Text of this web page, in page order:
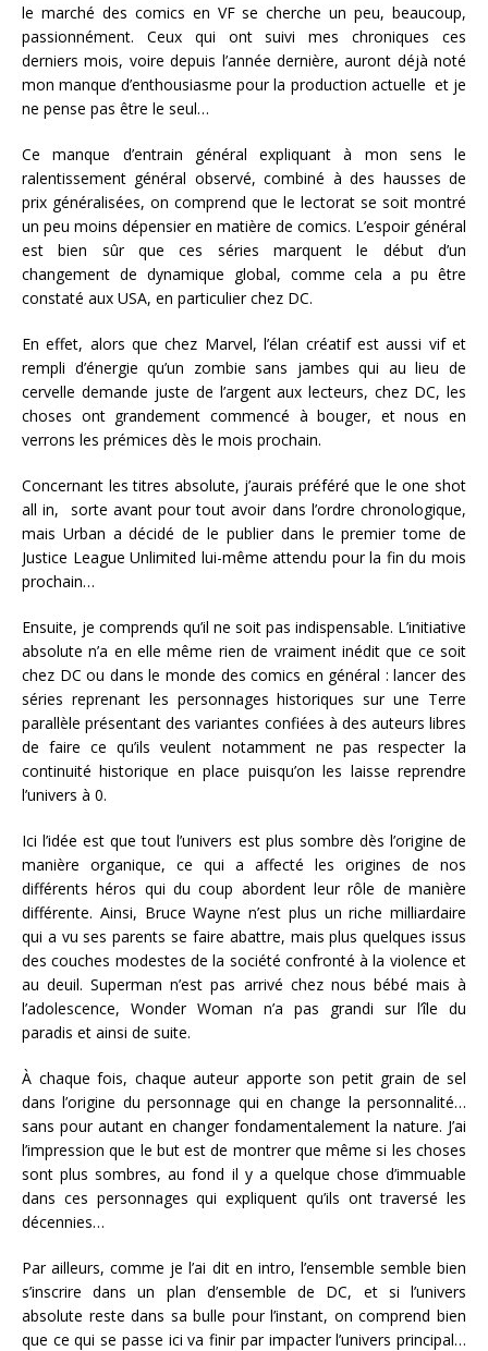
le marché des comics en VF se cherche un peu, beaucoup,
passionnément. Ceux qui ont suivi mes chroniques ces
derniers mois, voire depuis l’année dernière, auront déjà noté
mon manque d’enthousiasme pour la production actuelle et je
ne pense pas être le seul…
Ce manque d’entrain général expliquant à mon sens le
ralentissement général observé, combiné à des hausses de
prix généralisées, on comprend que le lectorat se soit montré
un peu moins dépensier en matière de comics. L’espoir général
est bien sûr que ces séries marquent le début d’un
changement de dynamique global, comme cela a pu être
constaté aux USA, en particulier chez DC.
En effet, alors que chez Marvel, l’élan créatif est aussi vif et
rempli d’énergie qu’un zombie sans jambes qui au lieu de
cervelle demande juste de l’argent aux lecteurs, chez DC, les
choses ont grandement commencé à bouger, et nous en
verrons les prémices dès le mois prochain.
Concernant les titres absolute, j’aurais préféré que le one shot
all in, sorte avant pour tout avoir dans l’ordre chronologique,
mais Urban a décidé de le publier dans le premier tome de
Justice League Unlimited lui-même attendu pour la fin du mois
prochain…
Ensuite, je comprends qu’il ne soit pas indispensable. L’initiative
absolute n’a en elle même rien de vraiment inédit que ce soit
chez DC ou dans le monde des comics en général : lancer des
séries reprenant les personnages historiques sur une Terre
parallèle présentant des variantes confiées à des auteurs libres
de faire ce qu’ils veulent notamment ne pas respecter la
continuité historique en place puisqu’on les laisse reprendre
l’univers à 0.
Ici l’idée est que tout l’univers est plus sombre dès l’origine de
manière organique, ce qui a affecté les origines de nos
différents héros qui du coup abordent leur rôle de manière
différente. Ainsi, Bruce Wayne n’est plus un riche milliardaire
qui a vu ses parents se faire abattre, mais plus quelques issus
des couches modestes de la société confronté à la violence et
au deuil. Superman n’est pas arrivé chez nous bébé mais à
l’adolescence, Wonder Woman n’a pas grandi sur l’île du
paradis et ainsi de suite.
À chaque fois, chaque auteur apporte son petit grain de sel
dans l’origine du personnage qui en change la personnalité…
sans pour autant en changer fondamentalement la nature. J’ai
l’impression que le but est de montrer que même si les choses
sont plus sombres, au fond il y a quelque chose d’immuable
dans ces personnages qui expliquent qu’ils ont traversé les
décennies…
Par ailleurs, comme je l’ai dit en intro, l’ensemble semble bien
s’inscrire dans un plan d’ensemble de DC, et si l’univers
absolute reste dans sa bulle pour l’instant, on comprend bien
que ce qui se passe ici va finir par impacter l’univers principal…